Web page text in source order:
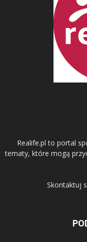
Realife.pl to portal
tematy, które mogą
Skontaktuj